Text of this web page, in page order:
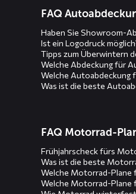
menusFAQ
Haben Sie Showroom-
Ist ein Logodruck
Tipps zum Überwintern
Welche Abdeckung für
Welche Autoabdeckung
Was ist die beste
FAQ Motorrad-
Frühjahrscheck fürs
Was ist die beste
Welche Motorrad-Plane
Welche Motorrad-Plane